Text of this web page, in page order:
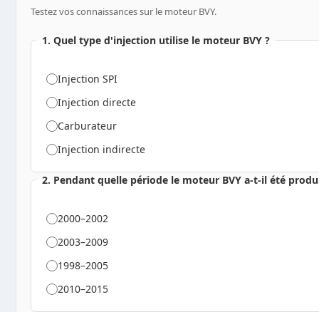
Testez vos connaissances sur le moteur BVY.
1. Quel type d'injection utilise le moteur BVY ?
Injection SPI
Injection directe
Carburateur
Injection indirecte
2. Pendant quelle période le moteur BVY a-t-il été
2000–2002
2003–2009
1998–2005
2010–2015